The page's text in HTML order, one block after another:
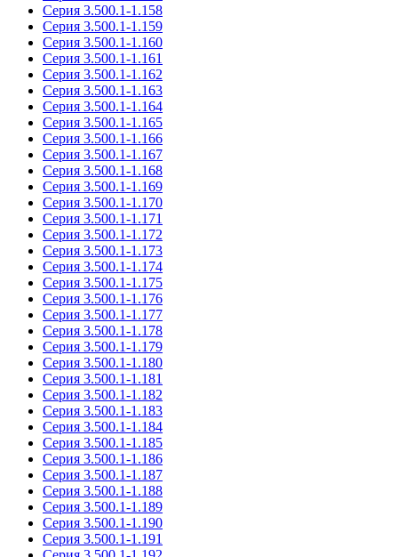
Серия 3.500.1-1.158
Серия 3.500.1-1.159
Серия 3.500.1-1.160
Серия 3.500.1-1.161
Серия 3.500.1-1.162
Серия 3.500.1-1.163
Серия 3.500.1-1.164
Серия 3.500.1-1.165
Серия 3.500.1-1.166
Серия 3.500.1-1.167
Серия 3.500.1-1.168
Серия 3.500.1-1.169
Серия 3.500.1-1.170
Серия 3.500.1-1.171
Серия 3.500.1-1.172
Серия 3.500.1-1.173
Серия 3.500.1-1.174
Серия 3.500.1-1.175
Серия 3.500.1-1.176
Серия 3.500.1-1.177
Серия 3.500.1-1.178
Серия 3.500.1-1.179
Серия 3.500.1-1.180
Серия 3.500.1-1.181
Серия 3.500.1-1.182
Серия 3.500.1-1.183
Серия 3.500.1-1.184
Серия 3.500.1-1.185
Серия 3.500.1-1.186
Серия 3.500.1-1.187
Серия 3.500.1-1.188
Серия 3.500.1-1.189
Серия 3.500.1-1.190
Серия 3.500.1-1.191